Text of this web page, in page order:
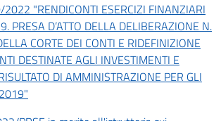
"RENDICONTI ESERCIZI FINANZIARI
PRESA D’ATTO DELLA DELIBERAZIONE N.
CORTE DEI CONTI E RIDEFINIZIONE
DESTINATE AGLI INVESTIMENTI E
DI AMMINISTRAZIONE PER GLI